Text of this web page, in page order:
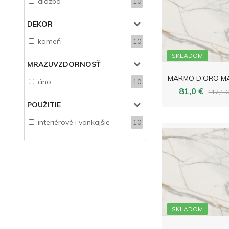
DEKOR
kameň
10
MRAZUVZDORNOSŤ
áno
10
POUŽITIE
interiérové i vonkajšie
10
SKLADOM
81,0 € 112,1 €
SKLADOM